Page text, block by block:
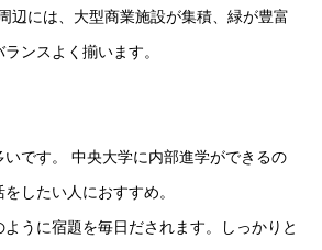
辺には、大型商業施設が集積、緑が豊富
ンスよく揃います。
です。 中央大学に内部進学ができるの
したい人におすすめ。
うに宿題を毎日だされます。しっかりと